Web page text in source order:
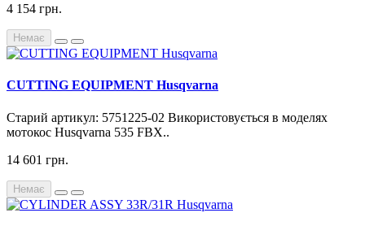
4 154 грн.
Немає
CUTTING EQUIPMENT Husqvarna
Старий артикул: 5751225-02 Використовується в моделях
мотокос Husqvarna 535 FBX..
14 601 грн.
Немає